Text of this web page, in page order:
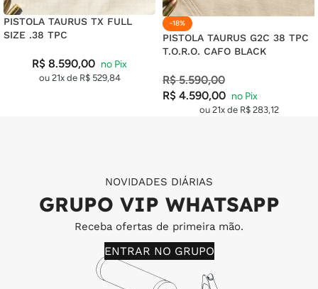
PISTOLA TAURUS TX FULL
SIZE .38 TPC
R$ 8.590,00
ou 21x de R$ 529,84
-18%
PISTOLA TAURUS G2C 38 TPC
T.O.R.O. CAFO BLACK
R$5.590,00
R$ 4.590,00
ou 21x de R$283,12
NOVIDADES DIÁRIAS
GRUPO VIP WHATSAPP
Receba ofertas de primeira mão.
ENTRAR NO GRUPO